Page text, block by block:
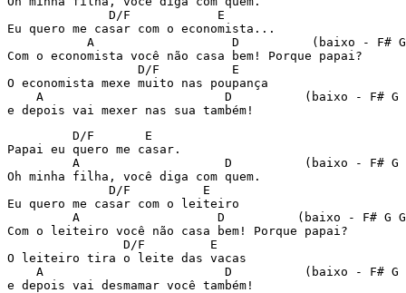
              D/F            E
Eu quero me casar com o economista...
A                   D          (baixo - F#
Com o economista você não casa bem! Porque papai?
                  D/F          E
O economista mexe muito nas poupança
A                         D          (baixo - F# G
e depois vai mexer nas sua também!
         D/F       E
Papai eu quero me casar.
A                    D          (baixo - F# G
Oh minha filha, você diga com quem.
              D/F          E
Eu quero me casar com o leiteiro
A                   D          (baixo - F# G
Com o leiteiro você não casa bem! Porque papai?
                D/F         E
O leiteiro tira o leite das vacas
A                         D          (baixo - F# G
e depois vai desmamar você também!